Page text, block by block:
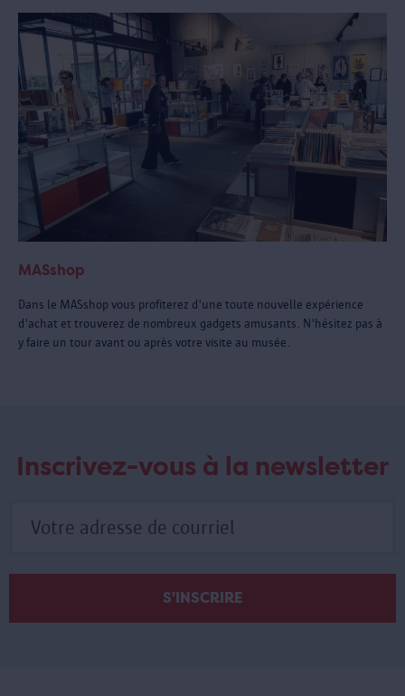
MASshop
Dans le MASshop vous profiterez d'une toute nouvelle expérience
d'achat et trouverez de nombreux gadgets amusants. N'hésitez pas à
y faire un tour avant ou après votre visite au musée.
Inscrivez-vous à la newsletter